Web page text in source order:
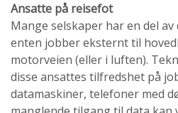
Ansatte på reisefot
Mange selskaper har en del
enten jobber eksternt til
motorveien (eller i luften).
disse ansattes tilfredshet på
datamaskiner, telefoner med